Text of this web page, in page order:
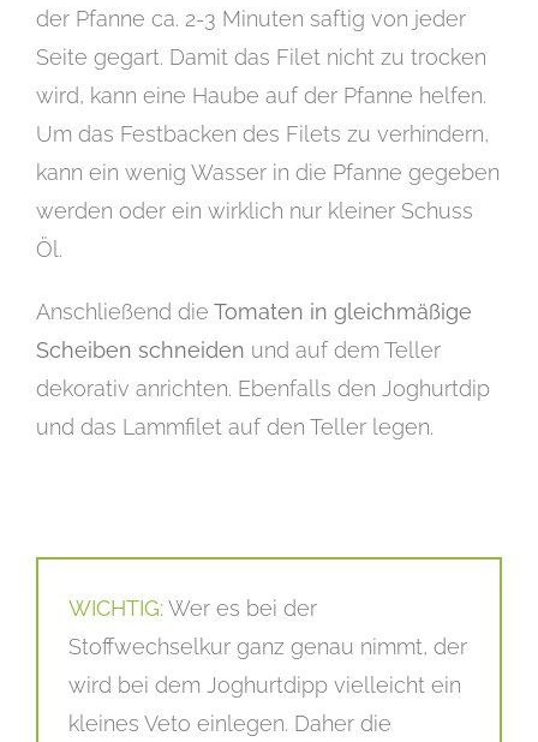
der Pfanne ca. 2-3 Minuten saftig von jeder
Seite gegart. Damit das Filet nicht zu trocken
wird, kann eine Haube auf der Pfanne helfen.
Um das Festbacken des Filets zu verhindern,
kann ein wenig Wasser in die Pfanne gegeben
werden oder ein wirklich nur kleiner Schuss
Öl.
Anschließend die Tomaten in gleichmäßige
Scheiben schneiden und auf dem Teller
dekorativ anrichten. Ebenfalls den Joghurtdip
und das Lammfilet auf den Teller legen.
WICHTIG:Wer es bei der
Stoffwechselkur ganz genau nimmt, der
wird bei dem Joghurtdipp vielleicht ein
kleines Veto einlegen. Daher die